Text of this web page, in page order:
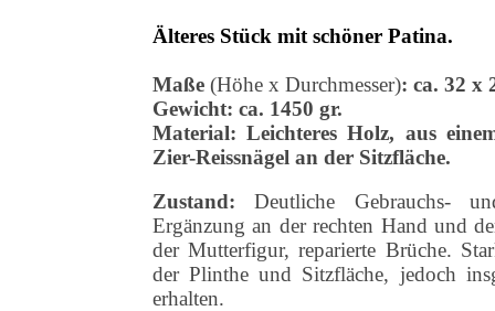
Älteres Stück mit schöner Patina.
Maße (Höhe x Durchmesser): ca. 32 x
Gewicht: ca. 1450 gr.
Material: Leichteres Holz, aus
Zier-Reissnägel an der Sitzfläche.
Zustand: Deutliche Gebrauchs-
Ergänzung an der rechten Hand und
der Mutterfigur, reparierte Brüche.
der Plinthe und Sitzfläche, jedoch
erhalten.